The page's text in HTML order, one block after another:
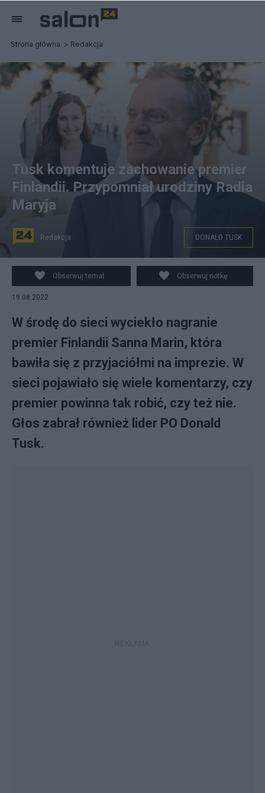
Strona główna Redakcja
Tusk wypowiedział się o nagraniu z udziałem premier
Finlandii. Źródło: Facebook/Donald Tusk, CC BY 4.0
Tusk komentuje zachowanie premier
Finlandii. Przypomniał urodziny Radia
Maryja
Redakcja DONALD TUSK
Obserwuj temat Obserwuj notkę
19.08.2022
W środę do sieci wyciekło nagranie
premier Finlandii Sanna Marin, która
bawiła się z przyjaciółmi na imprezie. W
sieci pojawiało się wiele komentarzy, czy
premier powinna tak robić, czy też nie.
Głos zabrał również lider PO Donald
Tusk.